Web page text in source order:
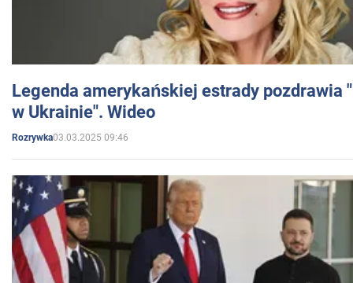
Legenda amerykańskiej estrady pozdrawia
w Ukrainie". Wideo
Rozrywka03.03.2025 09:46